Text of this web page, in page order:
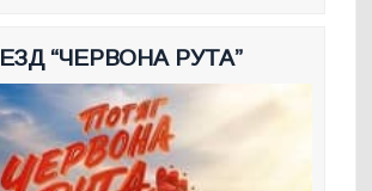
“ЧЕРВОНА РУТА”